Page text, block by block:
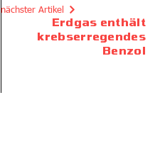
nächster Artikel
Erdgas enthält
krebserregendes
Benzol